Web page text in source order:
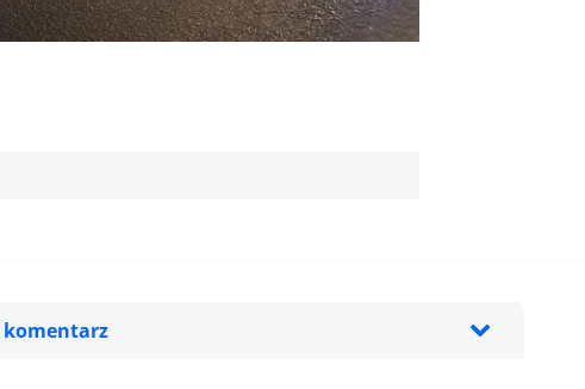
komentarz